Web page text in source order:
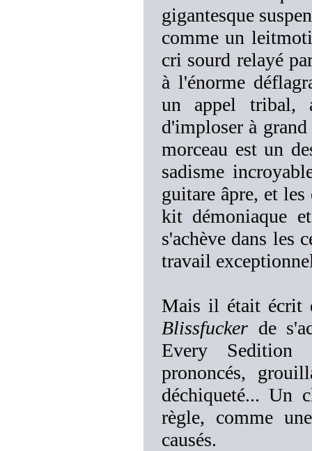
gigantesque
comme un
cri sourd relayé
à l'énorme
un appel tribal,
d'imploser à
morceau est un
sadisme
guitare âpre, et
kit démoniaque
s'achève dans les
travail
Mais il était écrit
Blissfucker de
Every Sedition
prononcés,
déchiqueté... Un
règle, comme
causés.